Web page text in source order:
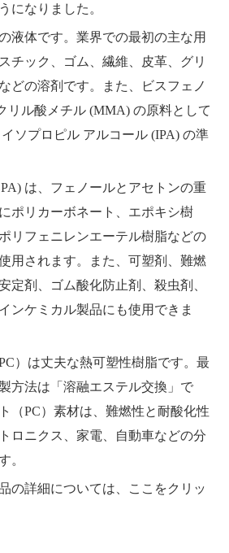
になりました。
液体です。業界での最初の主な用
チック、ゴム、繊維、皮革、グリ
どの溶剤です。また、ビスフェノ
リル酸メチル (MMA) の原料として
ソプロピル アルコール (IPA) の準
は、フェノールとアセトンの重
ポリカーボネート、エポキシ樹
リフェニレンエーテル樹脂などの
用されます。また、可塑剤、難燃
定剤、ゴム酸化防止剤、殺虫剤、
ンケミカル製品にも使用できま
）は丈夫な熱可塑性樹脂です。最
方法は「溶融エステル交換」で
（PC）素材は、難燃性と耐酸化性
ロニクス、家電、自動車などの分
。
の詳細については、ここをクリッ